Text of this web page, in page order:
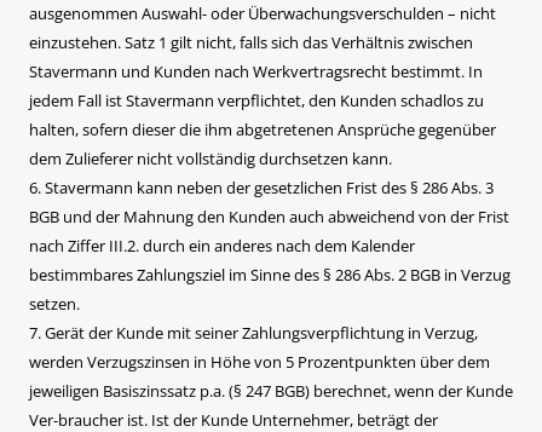
ausgenommen Auswahl- oder Überwachungsverschulden – nicht
einzustehen. Satz 1 gilt nicht, falls sich das Verhältnis zwischen
Stavermann und Kunden nach Werkvertragsrecht bestimmt. In
jedem Fall ist Stavermann verpflichtet, den Kunden schadlos zu
halten, sofern dieser die ihm abgetretenen Ansprüche gegenüber
dem Zulieferer nicht vollständig durchsetzen kann.
6. Stavermann kann neben der gesetzlichen Frist des § 286 Abs. 3
BGB und der Mahnung den Kunden auch abweichend von der Frist
nach Ziffer III.2. durch ein anderes nach dem Kalender
bestimmbares Zahlungsziel im Sinne des § 286 Abs. 2 BGB in Verzug
setzen.
7. Gerät der Kunde mit seiner Zahlungsverpflichtung in Verzug,
werden Verzugszinsen in Höhe von 5 Prozentpunkten über dem
jeweiligen Basiszinssatz p.a. (§ 247 BGB) berechnet, wenn der Kunde
Ver-braucher ist. Ist der Kunde Unternehmer, beträgt der